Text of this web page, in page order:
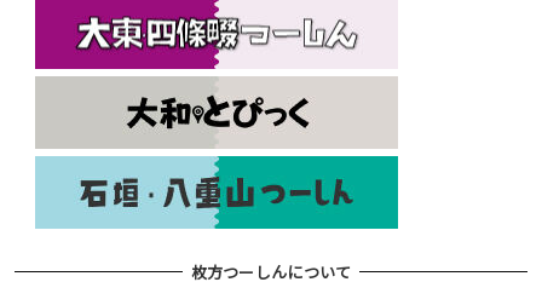
枚方つーしんについて